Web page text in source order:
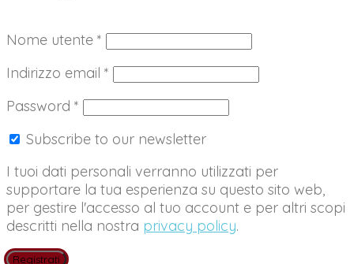
Nome utente * Richiesto
Indirizzo email * Richiesto
Password * Richiesto
Subscribe to our newsletter
I tuoi dati personali verranno utilizzati per
supportare la tua esperienza su questo sito web,
per gestire l'accesso al tuo account e per altri scopi
descritti nella nostra privacy policy.
Registrati